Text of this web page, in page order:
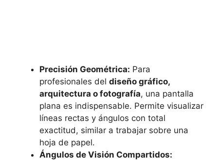
Precisión Geométrica: Para
profesionales del diseño gráfico,
arquitectura o fotografía, una pantalla
plana es indispensable. Permite visualizar
líneas rectas y ángulos con total
exactitud, similar a trabajar sobre una
hoja de papel.
Ángulos de Visión Compartidos: